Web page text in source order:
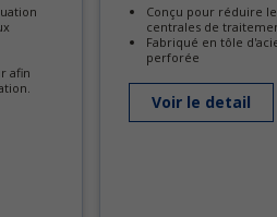
afin
Conçu pour réduire
centrales de
Fabriqué en tôle
perforée
Voir le detail